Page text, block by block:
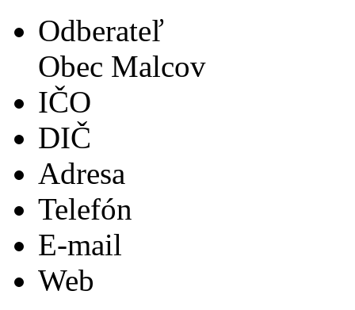
Odberateľ
Obec Malcov
IČO
DIČ
Adresa
Telefón
E-mail
Web